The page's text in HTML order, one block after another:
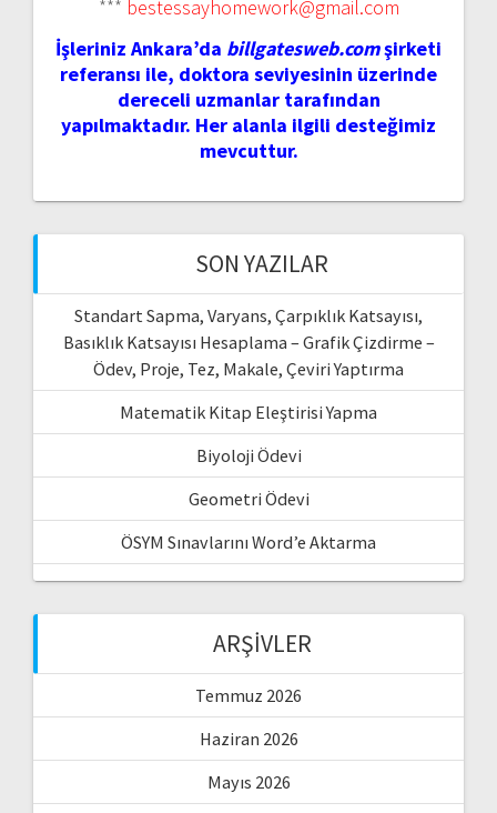
*** bestessayhomework@gmail.com
İşleriniz Ankara’da billgatesweb.comşirketi
referansı ile, doktora seviyesinin üzerinde
dereceli uzmanlar tarafından
yapılmaktadır. Her alanla ilgili desteğimiz
mevcuttur.
SON YAZILAR
Standart Sapma, Varyans, Çarpıklık Katsayısı,
Basıklık Katsayısı Hesaplama – Grafik Çizdirme –
Ödev, Proje, Tez, Makale, Çeviri Yaptırma
Matematik Kitap Eleştirisi Yapma
Biyoloji Ödevi
Geometri Ödevi
ÖSYM Sınavlarını Word’e Aktarma
ARŞIVLER
Temmuz 2026
Haziran 2026
Mayıs 2026